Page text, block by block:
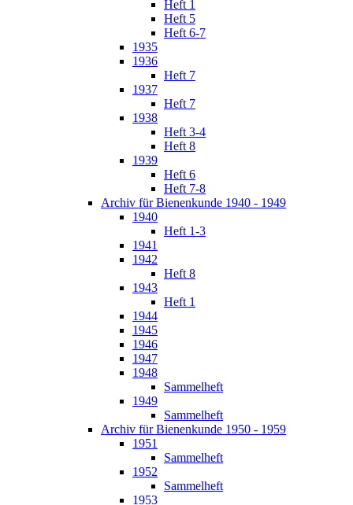
Heft 1
Heft 5
Heft 6-7
1935
1936
Heft 7
1937
Heft 7
1938
Heft 3-4
Heft 8
1939
Heft 6
Heft 7-8
Archiv für Bienenkunde 1940 - 1949
1940
Heft 1-3
1941
1942
Heft 8
1943
Heft 1
1944
1945
1946
1947
1948
Sammelheft
1949
Sammelheft
Archiv für Bienenkunde 1950 - 1959
1951
Sammelheft
1952
Sammelheft
1953